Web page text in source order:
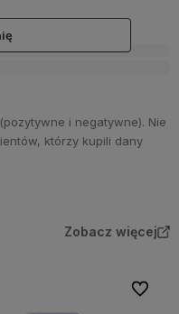
i negatywne). Nie
którzy kupili dany
Zobacz więcej
Do